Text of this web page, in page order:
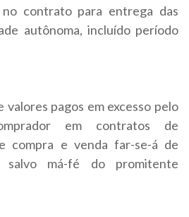
contrato para entrega das
autônoma, incluído período
valores pagos em excesso pelo
em contratos de
compra e venda far-se-á de
salvo má-fé do promitente